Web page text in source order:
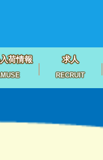
荷情報 求人
RECRUIT